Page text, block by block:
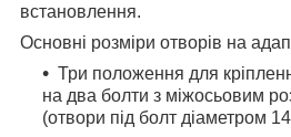
встановлення.
Основні розміри отворів на
Три положення для
на два болти з міжосьовим
(отвори під болт діаметром